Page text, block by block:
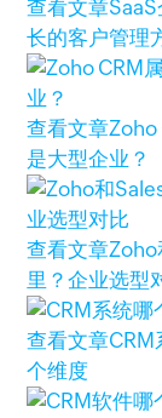
查看文章
长的客户管理
查看文章Zoho
是大型企业？
查看文章Zoho
里？企业选型
查看文章CRM
个维度